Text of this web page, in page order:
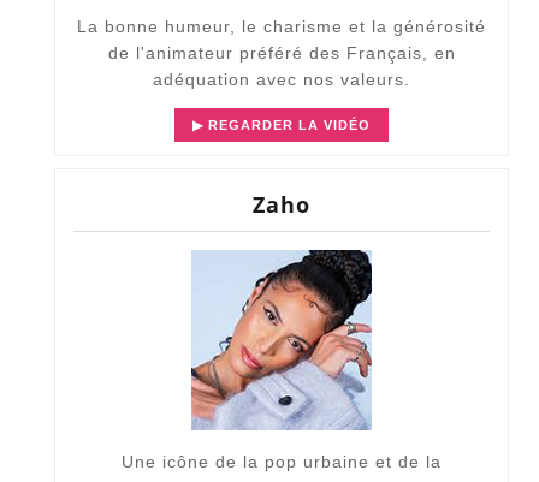
La bonne humeur, le charisme et la générosité
de l'animateur préféré des Français, en
adéquation avec nos valeurs.
▶ REGARDER LA VIDÉO
Zaho
Une icône de la pop urbaine et de la